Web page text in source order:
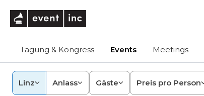
Tagung & Kongress Events Meetings
Linz Anlass Gäste Preis pro Person